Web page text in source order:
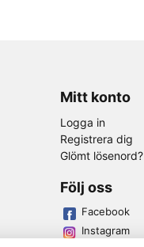
Mitt konto
Logga in
Registrera dig
Glömt lösenord?
Följ oss
Facebook
Instagram